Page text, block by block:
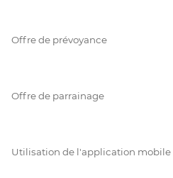
Offre de prévoyance
Offre de parrainage
Utilisation de l'application mobile